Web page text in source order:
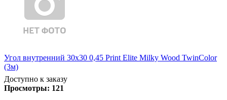
Угол внутренний 30х30 0,45 Print Elite Milky Wood TwinColor
(3м)
Доступно к заказу
Просмотры: 121